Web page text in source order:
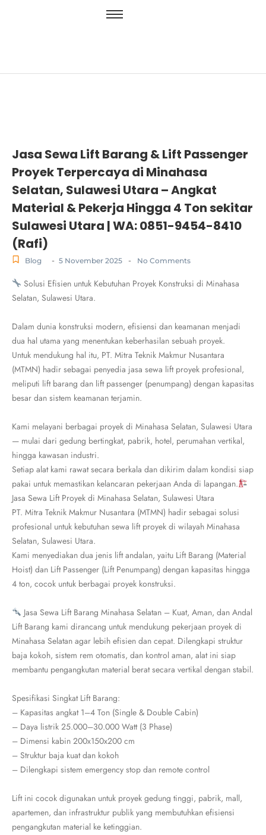
Jasa Sewa Lift Barang & Lift Passenger
Proyek Terpercaya di Minahasa
Selatan, Sulawesi Utara – Angkat
Material & Pekerja Hingga 4 Ton sekitar
Sulawesi Utara | WA: 0851-9454-8410
(Rafi)
Blog - 5 November 2025 - No Comments
Solusi Efisien untuk Kebutuhan Proyek Konstruksi di Minahasa
Selatan, Sulawesi Utara.
Dalam dunia konstruksi modern, efisiensi dan keamanan menjadi
dua hal utama yang menentukan keberhasilan sebuah proyek.
Untuk mendukung hal itu, PT. Mitra Teknik Makmur Nusantara
(MTMN) hadir sebagai penyedia jasa sewa lift proyek profesional,
meliputi lift barang dan lift passenger (penumpang) dengan kapasitas
besar dan sistem keamanan terjamin.
Kami melayani berbagai proyek di Minahasa Selatan, Sulawesi Utara
— mulai dari gedung bertingkat, pabrik, hotel, perumahan vertikal,
hingga kawasan industri.
Setiap alat kami rawat secara berkala dan dikirim dalam kondisi siap
pakai untuk memastikan kelancaran pekerjaan Anda di lapangan.
Jasa Sewa Lift Proyek di Minahasa Selatan, Sulawesi Utara
PT. Mitra Teknik Makmur Nusantara (MTMN) hadir sebagai solusi
profesional untuk kebutuhan sewa lift proyek di wilayah Minahasa
Selatan, Sulawesi Utara.
Kami menyediakan dua jenis lift andalan, yaitu Lift Barang (Material
Hoist) dan Lift Passenger (Lift Penumpang) dengan kapasitas hingga
4 ton, cocok untuk berbagai proyek konstruksi.
Jasa Sewa Lift Barang Minahasa Selatan – Kuat, Aman, dan Andal
Lift Barang kami dirancang untuk mendukung pekerjaan proyek di
Minahasa Selatan agar lebih efisien dan cepat. Dilengkapi struktur
baja kokoh, sistem rem otomatis, dan kontrol aman, alat ini siap
membantu pengangkutan material berat secara vertikal dengan stabil.
Spesifikasi Singkat Lift Barang:
– Kapasitas angkat 1–4 Ton (Single & Double Cabin)
– Daya listrik 25.000–30.000 Watt (3 Phase)
– Dimensi kabin 200x150x200 cm
– Struktur baja kuat dan kokoh
– Dilengkapi sistem emergency stop dan remote control
Lift ini cocok digunakan untuk proyek gedung tinggi, pabrik, mall,
apartemen, dan infrastruktur publik yang membutuhkan efisiensi
pengangkutan material ke ketinggian.